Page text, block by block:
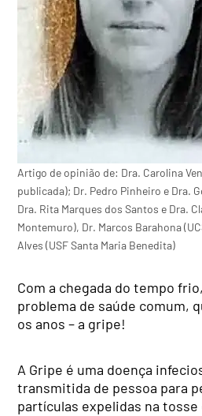
Artigo de opinião de: Dra. Carolina
publicada); Dr. Pedro Pinheiro e Dra.
Dra. Rita Marques dos Santos e Dra.
Montemuro), Dr. Marcos Barahona
Alves (USF Santa Maria Benedita)
Com a chegada do tempo
problema de saúde comum,
os anos – a gripe!
A Gripe é uma doença
transmitida de pessoa para
partículas expelidas na